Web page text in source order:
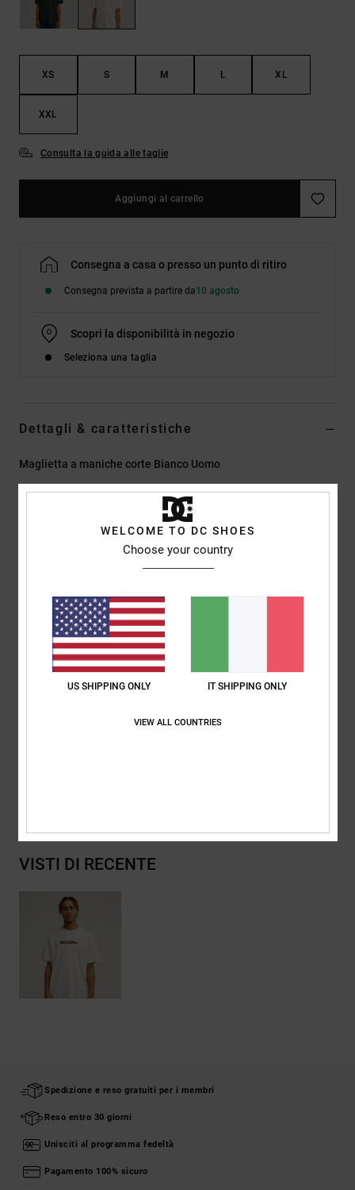
risposte
alle
più
nostro
Consulta
XS S M L XL
XXL
Consulta la guida alle taglie
Aggiungi al carrello
Consegna a casa o presso un punto di ritiro
Consegna prevista a partire da10 agosto
Scopri la disponibilità in negozio
Seleziona una taglia
Dettagli & caratteristiche
Maglietta a maniche corte Bianco Uomo
StyleEDYZT04504 Codice colorewcq0
75% cotone, 25% jersey di cotone riciclato [200
Vestibilità:vestibilità standard
Girocollo
Stampe al plastisol e a rilievo centrate sul petto e sul retro
Etichetta serigrafata al centro del collo sul retro
Etichetta a clip verticale sull'orlo
[Tessuto principale] 75% cotone, 25% cotone
VISTI DI RECENTE
Spedizione e reso gratuiti per i membri
Reso entro 30 giorni
Unisciti al programma fedeltà
Pagamento 100% sicuro
WELCOME TO DC SHOES
Choose your country
US SHIPPING ONLY IT SHIPPING ONLY
VIEW ALL COUNTRIES